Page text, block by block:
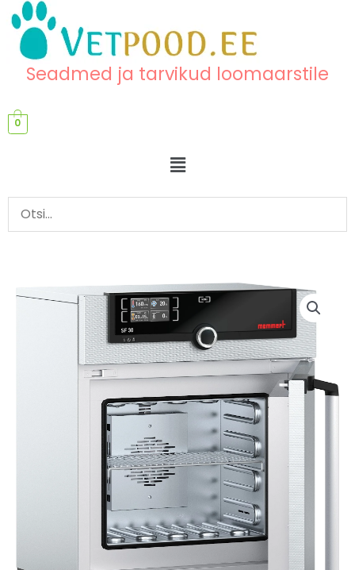
content
content
Seadmed ja tarvikud loomaarstile
0
Menu
Kuumaõhu